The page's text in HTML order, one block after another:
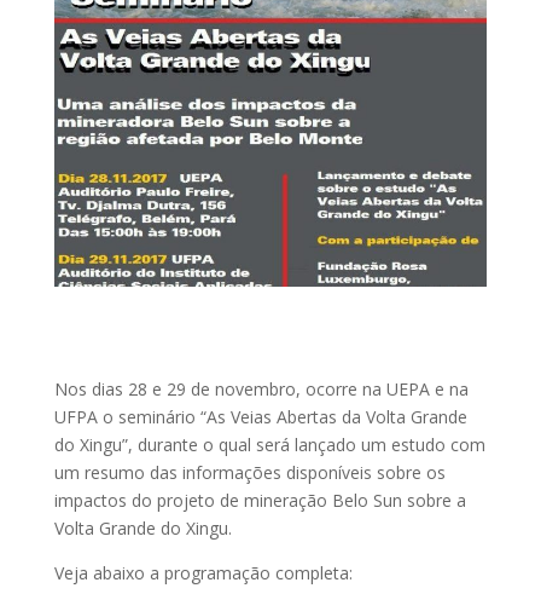
Nos dias 28 e 29 de novembro, ocorre na UEPA e na
UFPA o seminário “As Veias Abertas da Volta Grande
do Xingu”, durante o qual será lançado um estudo com
um resumo das informações disponíveis sobre os
impactos do projeto de mineração Belo Sun sobre a
Volta Grande do Xingu.
Veja abaixo a programação completa: